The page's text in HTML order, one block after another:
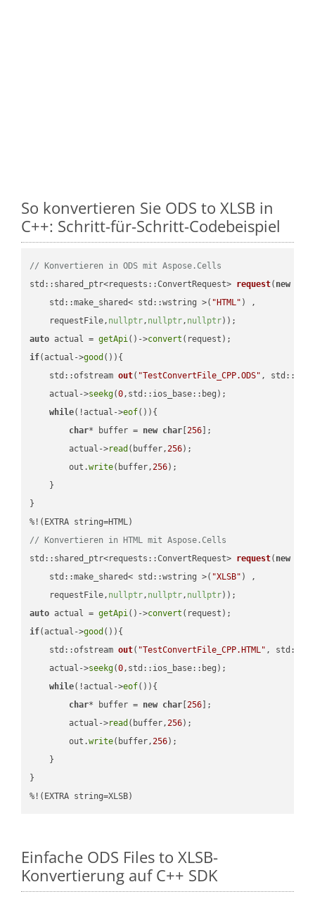
So konvertieren Sie ODS to XLSB in
C++: Schritt-für-Schritt-Codebeispiel
// Konvertieren in ODS mit Aspose.Cells
std::shared_ptr<requests::ConvertRequest> request( new
    std::make_shared< std::wstring >(
"HTML" ) ,
    requestFile,
nullptr, nullptr, nullptr))
auto actual = getApi()->convert
if(actual->good ()){
std::ofstream out( "TestConvertFile_CPP.ODS" ,
    actual->
seekg(0,std::ios_base::beg);
while(!actual->eof()){
char* buffer = new char [256 ];
        actual->
read (buffer,256);
        out.
write(buffer,256);
    }
}
// Konvertieren in HTML mit Aspose.Cells
std::shared_ptr<requests::ConvertRequest> request( new
    std::make_shared< std::wstring >(
"XLSB" ) ,
    requestFile,
nullptr, nullptr, nullptr))
auto actual = getApi()->convert
if(actual->good ()){
std::ofstream out( "TestConvertFile_CPP.HTML" ,
    actual->
seekg(0,std::ios_base::beg);
while(!actual->eof()){
char* buffer = new char [256 ];
        actual->
read (buffer,256);
        out.
write(buffer,256);
    }
}
%!(EXTRA string=XLSB)
Einfache ODS Files to XLSB-
Konvertierung auf C++ SDK